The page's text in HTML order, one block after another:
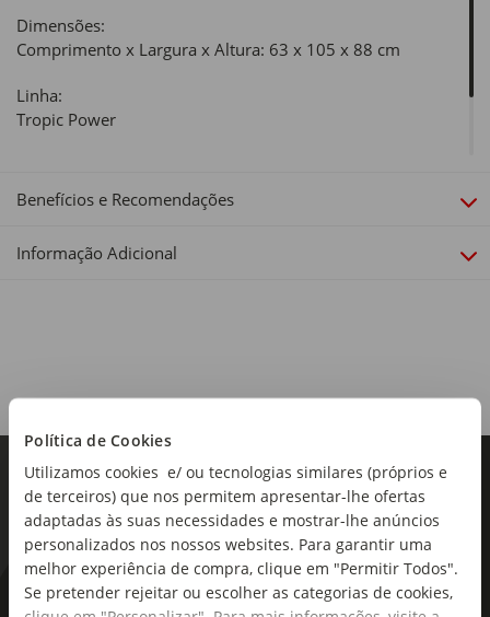
Política de Cookies
Utilizamos cookies e/ ou tecnologias similares (próprios e
de terceiros) que nos permitem apresentar-lhe ofertas
adaptadas às suas necessidades e mostrar-lhe anúncios
personalizados nos nossos websites. Para garantir uma
melhor experiência de compra, clique em "Permitir Todos".
Se pretender rejeitar ou escolher as categorias de cookies,
Dimensões:
Comprimento x Largura x Altura: 63 x 105 x 88 cm
Linha:
Tropic Power
Não
Benefícios e Recomendações
Informação Adicional
As novidades mais frescas no